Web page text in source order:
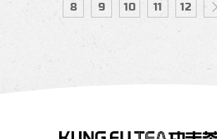
8 9 10 11 12